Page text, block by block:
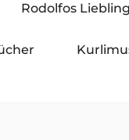
Rodolfos